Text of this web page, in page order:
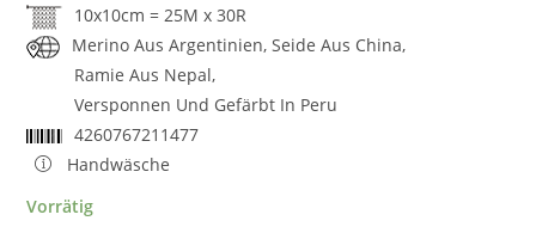
10x10cm = 25M x 30R
Merino Aus Argentinien, Seide Aus China,
Ramie Aus Nepal,
Versponnen Und Gefärbt In Peru
4260767211477
Handwäsche
Vorrätig